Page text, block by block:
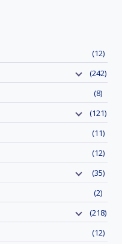
(12)
(242)
(8)
(121)
(11)
(12)
(35)
(2)
(218)
(12)